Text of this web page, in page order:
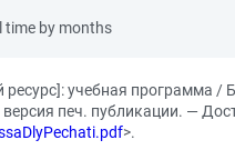
time by months
учебная программа /
печ. публикации. —
>.